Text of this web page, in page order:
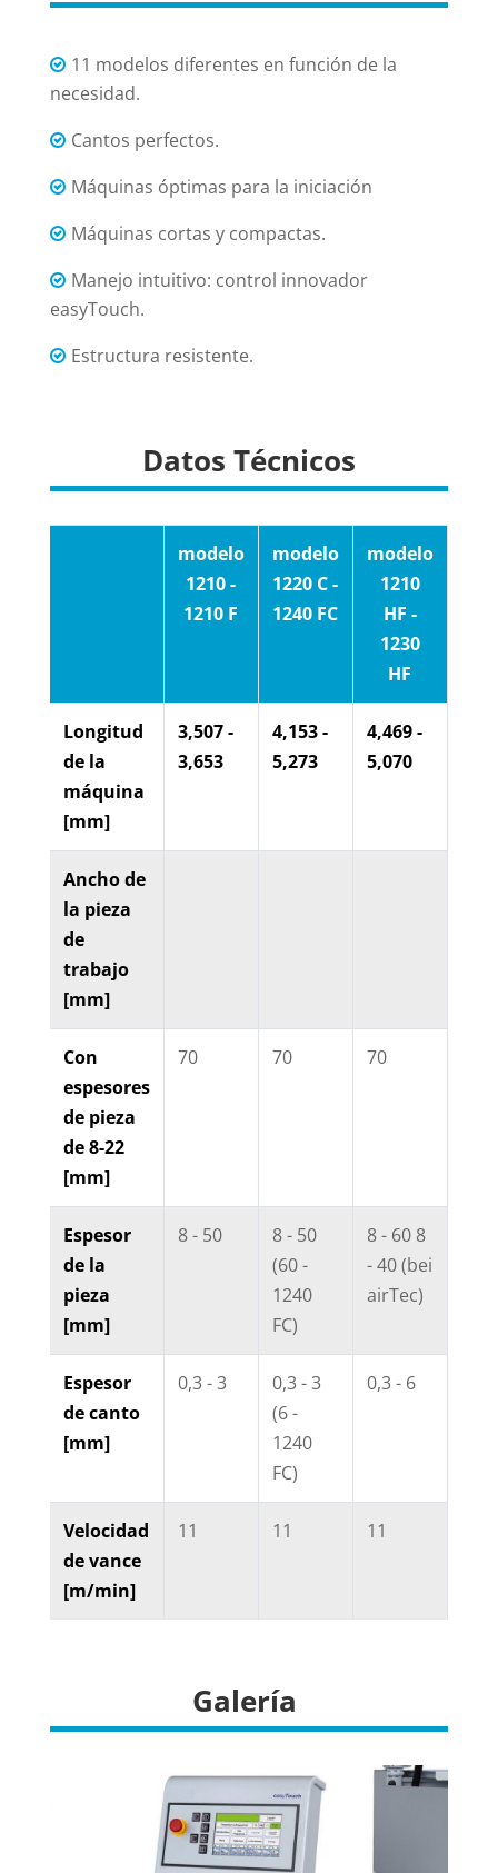
11 modelos diferentes en función de la
necesidad.
Cantos perfectos.
Máquinas óptimas para la iniciación
Máquinas cortas y compactas.
Manejo intuitivo: control innovador
easyTouch.
Estructura resistente.
Datos Técnicos
modelo
1210 -
1210 F
modelo
1220 C -
1240 FC
modelo
1210
HF -
1230
HF
Longitud
de la
máquina
[mm]
3,507 -
3,653
4,153 -
5,273
4,469 -
5,070
Ancho de
la pieza
de
trabajo
[mm]
Con
espesores
de pieza
de 8-22
[mm]
70 70 70
Espesor
de la
pieza
[mm]
8 - 50
8 - 50
(60 -
1240
FC)
8 - 60 8
- 40 (bei
airTec)
Espesor
de canto
[mm]
0,3 - 3
0,3 - 3
(6 -
1240
FC)
0,3 - 6
Velocidad
de vance
[m/min]
11 11 11
Galería